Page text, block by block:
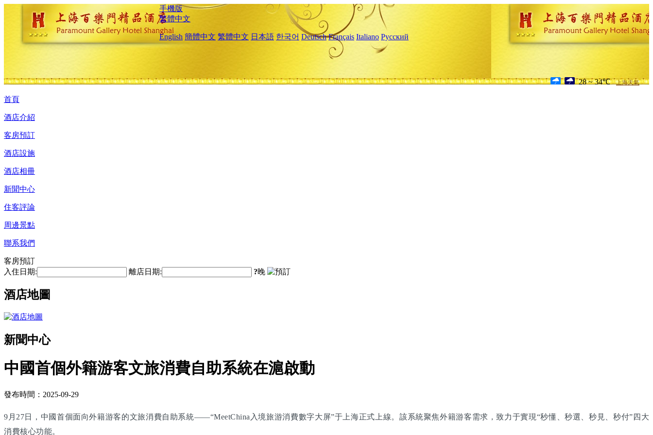
手機版
繁體中文
English 簡體中文 繁體中文 日本語 한국어 Deutsch Français Italiano Русский
28 ~ 34℃ 上海天氣
首頁
酒店介紹
客房預訂
酒店設施
酒店相冊
新聞中心
住客評論
周邊景點
聯系我們
客房預訂
入住日期:
離店日期: ?晚
酒店地圖
新聞中心
中國首個外籍游客文旅消費自助系統在滬啟動
發布時間：2025-09-29
9月27日，中國首個面向外籍游客的文旅消費自助系統——“MeetChina入境旅游消費數字大屏”于上海正式上線。該系統聚焦外籍游客需求，致力于實現“秒懂、秒選、秒見、秒付”四大
消費核心功能。